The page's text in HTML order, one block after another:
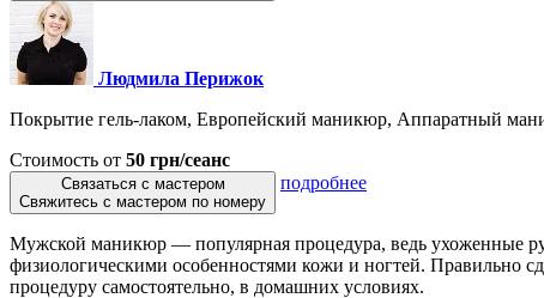
Людмила Перижок
Покрытие гель-лаком, Европейский маникюр, Аппаратный
Стоимость от 50 грн/сеанс
Связаться с мастером
Свяжитесь с мастером по номеру
подробнее
Мужской маникюр — популярная процедура, ведь ухоженные
физиологическими особенностями кожи и ногтей. Правильно
процедуру самостоятельно, в домашних условиях.